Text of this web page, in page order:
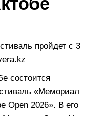
пройдет с 3
состоится
«Мемориал
Open 2026». В его